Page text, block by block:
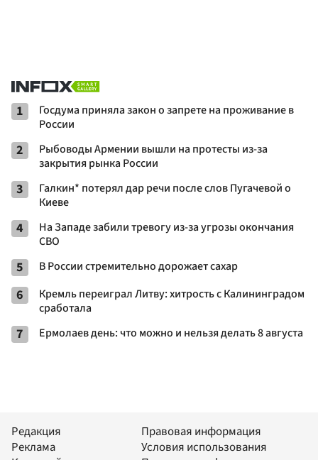
1
Госдума приняла закон о запрете на проживание в
России
2
Рыбоводы Армении вышли на протесты из-за
закрытия рынка России
3
Галкин* потерял дар речи после слов Пугачевой о
Киеве
4
На Западе забили тревогу из-за угрозы окончания
СВО
5 В России стремительно дорожает сахар
6
Кремль переиграл Литву: хитрость с Калининградом
сработала
7 Ермолаев день: что можно и нельзя делать 8 августа
Редакция
Реклама
Правовая информация
Условия использования